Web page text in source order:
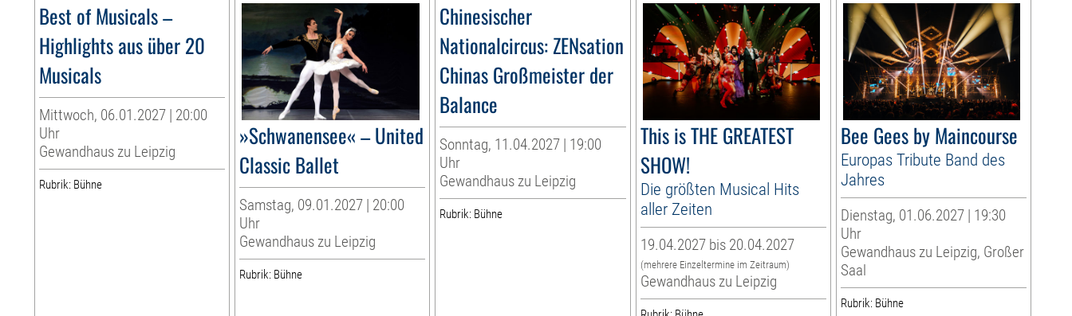
Best of Musicals –
Highlights aus über 20
Musicals
Mittwoch, 06.01.2027 | 20:00
Uhr
Gewandhaus zu Leipzig
Rubrik: Bühne
»Schwanensee« – United
Classic Ballet
Samstag, 09.01.2027 | 20:00
Uhr
Gewandhaus zu Leipzig
Rubrik: Bühne
Chinesischer
Nationalcircus: ZENsation
Chinas Großmeister der
Balance
Sonntag, 11.04.2027 | 19:00
Uhr
Gewandhaus zu Leipzig
Rubrik: Bühne
This is THE GREATEST
SHOW!
Die größten Musical Hits
aller Zeiten
19.04.2027 bis 20.04.2027
(mehrere Einzeltermine im Zeitraum)
Gewandhaus zu Leipzig
Bee Gees by Maincourse
Europas Tribute Band des
Jahres
Dienstag, 01.06.2027 | 19:30
Uhr
Gewandhaus zu Leipzig, Großer
Saal
Rubrik: Bühne